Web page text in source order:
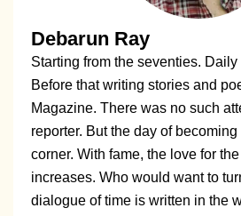
Debarun Ray
Starting from the seventies.
Before that writing stories and
Magazine. There was no such
reporter. But the day of
corner. With fame, the love for
increases. Who would want to
dialogue of time is written in the